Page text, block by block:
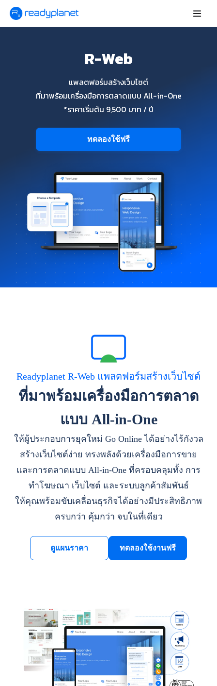
R-Web
แพลตฟอร์มสร้างเว็บไซต์
ที่มาพร้อมเครื่องมือการตลาดแบบ All-in-One
*ราคาเริ่มต้น 9,500 บาท / ปี
ทดลองใช้ฟรี
Readyplanet R-Web แพลตฟอร์มสร้างเว็บไซต์
ที่มาพร้อมเครื่องมือการตลาด
แบบ All-in-One
ให้ผู้ประกอบการยุคใหม่ Go Online ได้อย่างไร้กังวล
สร้างเว็บไซต์ง่าย ทรงพลังด้วยเครื่องมือการขาย
และการตลาดแบบ All-in-One ที่ครอบคลุมทั้ง การ
ทำโฆษณา เว็บไซต์ และระบบลูกค้าสัมพันธ์
ให้คุณพร้อมขับเคลื่อนธุรกิจได้อย่างมีประสิทธิภาพ
ครบกว่า คุ้มกว่า จบในที่เดียว
ดูแผนราคา ทดลองใช้งานฟรี